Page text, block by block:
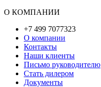
О КОМПАНИИ
+7 499 7077323
О компании
Контакты
Наши клиенты
Письмо руководителю
Стать дилером
Документы